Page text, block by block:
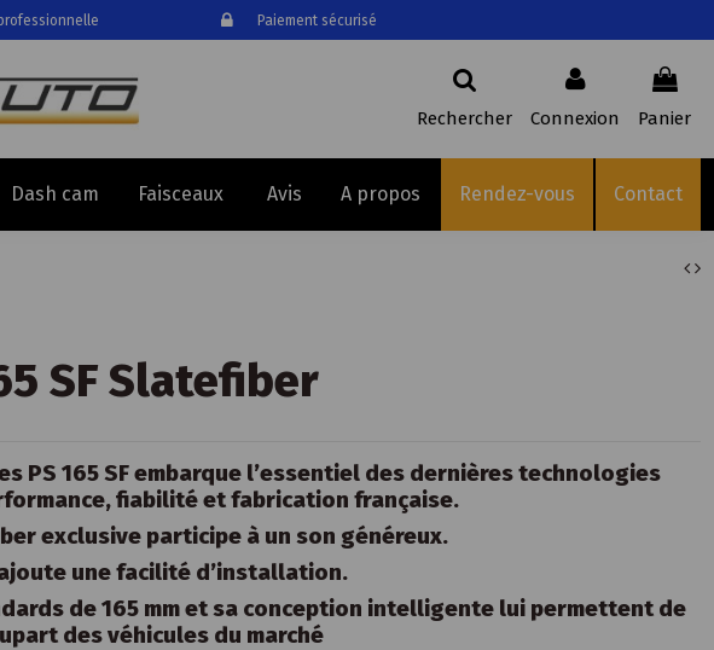
Paiement sécurisé
Rechercher Connexion Panier
Dash cam Faisceaux Contact
Rendez-vous
A propos
Avis
SF Slatefiber
PS 165 SF embarque l’essentiel des dernières technologies
fiabilité et fabrication française.
exclusive participe à un son généreux.
une facilité d’installation.
de 165 mm et sa conception intelligente lui permettent de
des véhicules du marché